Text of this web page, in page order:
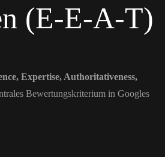
(E-E-A-T)
Expertise, Authoritativeness,
Bewertungskriterium in Googles